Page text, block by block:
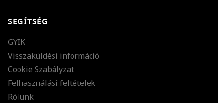
SEGÍTSÉG
GYIK
Visszaküldési információ
Cookie Szabályzat
Felhasználási feltételek
Rólunk